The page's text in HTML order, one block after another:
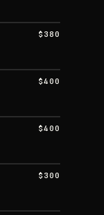
$380
$400
$400
$300